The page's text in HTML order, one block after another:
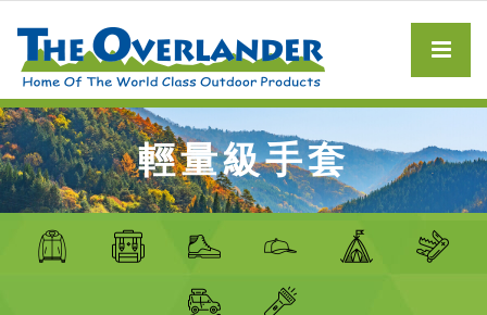
輕量級手套